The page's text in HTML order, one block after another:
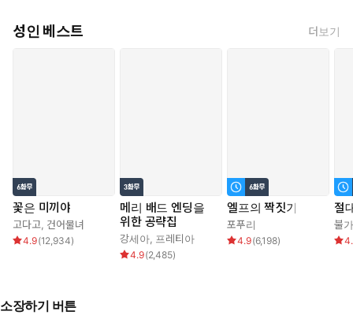
성인 베스트 더보기
꽃은 미끼야
고다고, 건어물녀
4.9(12,934)
메리 배드 엔딩을
위한 공략집
강세아, 프레티아
4.9(2,485)
엘프의 짝짓기
포푸리
4.9(6,198)
절
불
소장하기 버튼